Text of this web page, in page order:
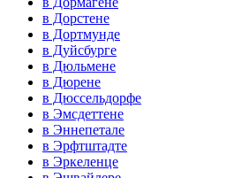
в Дорстене
в Дортмунде
в Дуйсбурге
в Дюльмене
в Дюрене
в Дюссельдорфе
в Эмсдеттене
в Эннепетале
в Эрфтштадте
в Эркеленце